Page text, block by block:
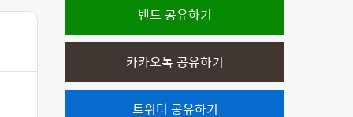
밴드 공유하기
카카오톡 공유하기
트위터 공유하기